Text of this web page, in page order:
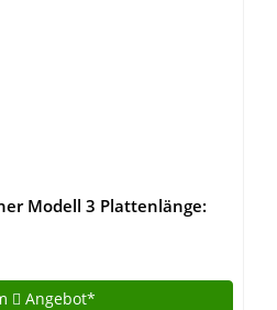
Modell 3 Plattenlänge:
Angebot*